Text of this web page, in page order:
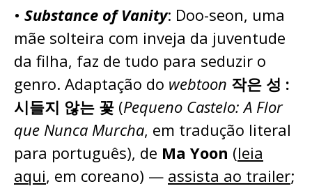
• Substance of Vanity: Doo-seon, uma
mãe solteira com inveja da juventude
da filha, faz de tudo para seduzir o
genro. Adaptação do webtoon 작은 성 :
시들지 않는 꽃 (Pequeno Castelo: A Flor
que Nunca Murcha, em tradução literal
para português), de Ma Yoon (leia
aqui, em coreano) — assista ao trailer;